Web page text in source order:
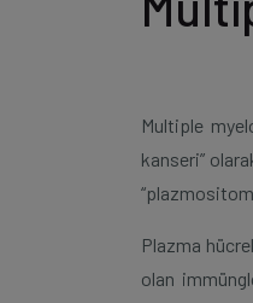
Multiple
kanseri”
Plazma
olan